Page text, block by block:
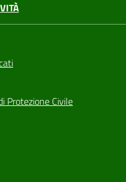
Protezione Civile